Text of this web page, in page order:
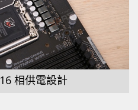
相供電設計